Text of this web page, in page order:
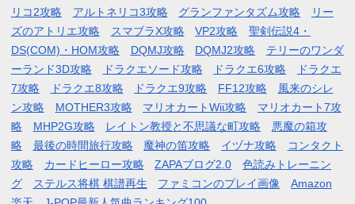
リコ2攻略
アルトネリコ3攻略 グランファンタズム攻略
リー
ズのアトリエ攻略
スマブラX攻略 VP2攻略
聖剣伝説4・
DS(COM)・HOM攻略
DQMJ攻略 DQMJ2攻略
テリーのワンダ
ーランド3D攻略
ドラクエソード攻略 ドラクエ6攻略
ドラクエ
7攻略
ドラクエ8攻略 ドラクエ9攻略 FF12攻略
風来のシレ
ン攻略
MOTHER3攻略 マリオカートWii攻略
マリオカート7攻
略
MHP2G攻略 レイトン教授と不思議な町攻略
悪魔の箱攻
略
最後の時間旅行攻略 魔神の笛攻略 イヅナ攻略
コンタクト
攻略
カードヒーロー攻略 ZAPAブログ2.0
色読みトレーニン
グ
ステルス将棋 棋譜再生 ファミコンのプレイ画像
Amazon